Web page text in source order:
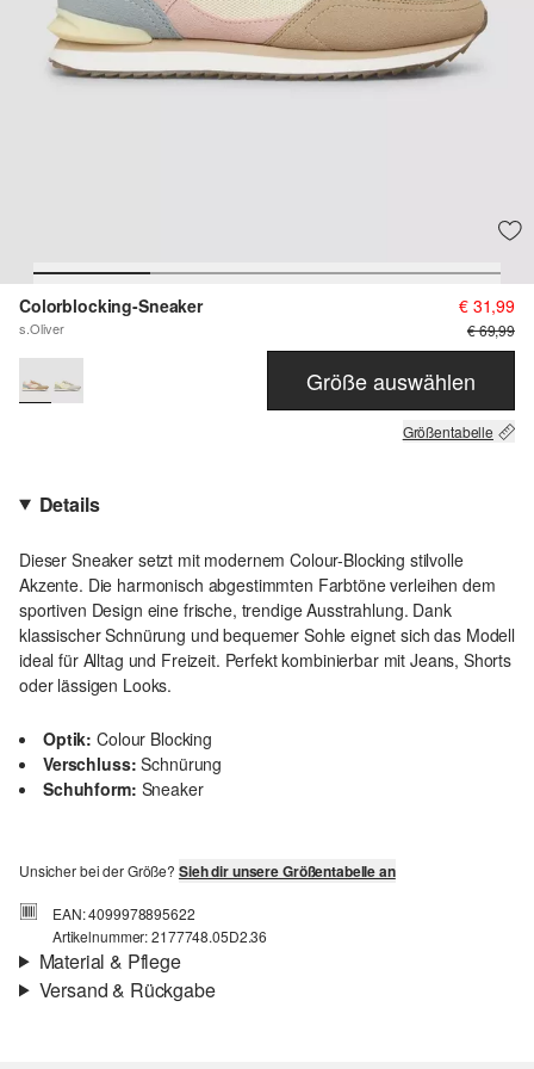
Colorblocking-Sneaker
s.Oliver
€ 31,99
€ 69,99
Größe auswählen
Größentabelle
Details
Dieser Sneaker setzt mit modernem Colour-Blocking stilvolle
Akzente. Die harmonisch abgestimmten Farbtöne verleihen dem
sportiven Design eine frische, trendige Ausstrahlung. Dank
klassischer Schnürung und bequemer Sohle eignet sich das Modell
ideal für Alltag und Freizeit. Perfekt kombinierbar mit Jeans, Shorts
oder lässigen Looks.
Optik: Colour Blocking
Verschluss: Schnürung
Schuhform: Sneaker
Unsicher bei der Größe? Sieh dir unsere Größentabelle an
EAN: 4099978895622
Artikelnummer: 2177748.05D2.36
Material & Pflege
Versand & Rückgabe